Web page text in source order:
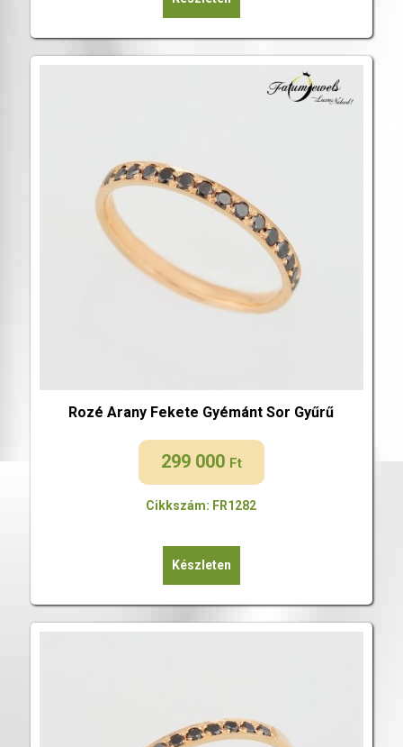
Rozé Arany Fekete Gyémánt Sor Gyűrű
299 000 Ft
Cikkszám: FR1282
Készleten